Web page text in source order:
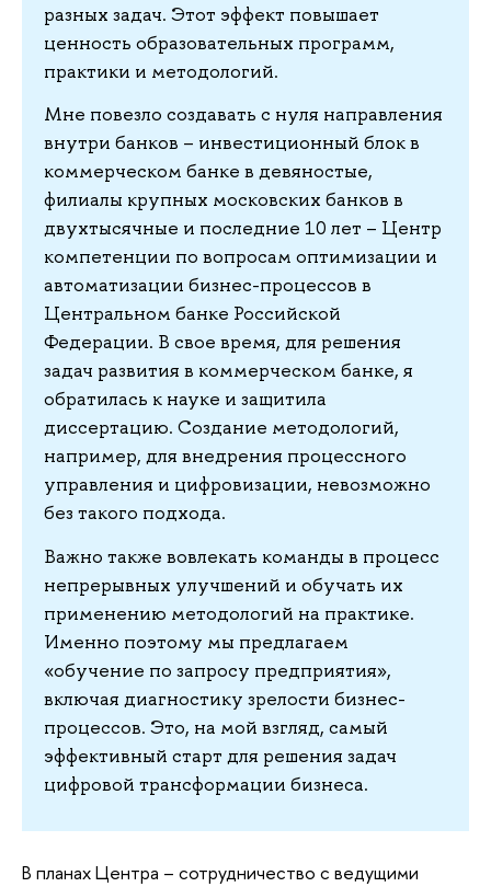
разных задач. Этот эффект повышает
ценность образовательных программ,
практики и методологий.
Мне повезло создавать с нуля направления
внутри банков – инвестиционный блок в
коммерческом банке в девяностые,
филиалы крупных московских банков в
двухтысячные и последние 10 лет – Центр
компетенции по вопросам оптимизации и
автоматизации бизнес-процессов в
Центральном банке Российской
Федерации. В свое время, для решения
задач развития в коммерческом банке, я
обратилась к науке и защитила
диссертацию. Создание методологий,
например, для внедрения процессного
управления и цифровизации, невозможно
без такого подхода.
Важно также вовлекать команды в процесс
непрерывных улучшений и обучать их
применению методологий на практике.
Именно поэтому мы предлагаем
«обучение по запросу предприятия»,
включая диагностику зрелости бизнес-
процессов. Это, на мой взгляд, самый
эффективный старт для решения задач
цифровой трансформации бизнеса.
В планах Центра – сотрудничество с ведущими